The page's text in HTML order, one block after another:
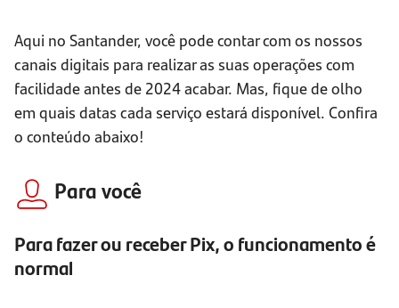
Aqui no Santander, você pode contar com os nossos
canais digitais para realizar as suas operações com
facilidade antes de 2024 acabar. Mas, fique de olho
em quais datas cada serviço estará disponível. Confira
o conteúdo abaixo!
Para você
Para fazer ou receber Pix, o funcionamento é
normal